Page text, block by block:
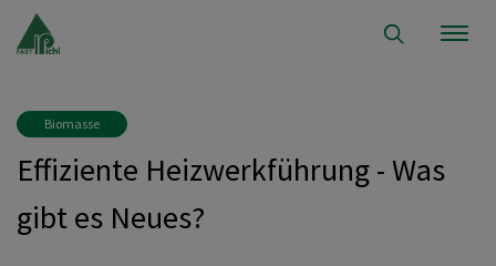
Biomasse
Effiziente Heizwerkführung - Was
gibt es Neues?